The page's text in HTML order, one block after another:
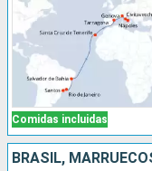
Comidas incluidas
BRASIL,